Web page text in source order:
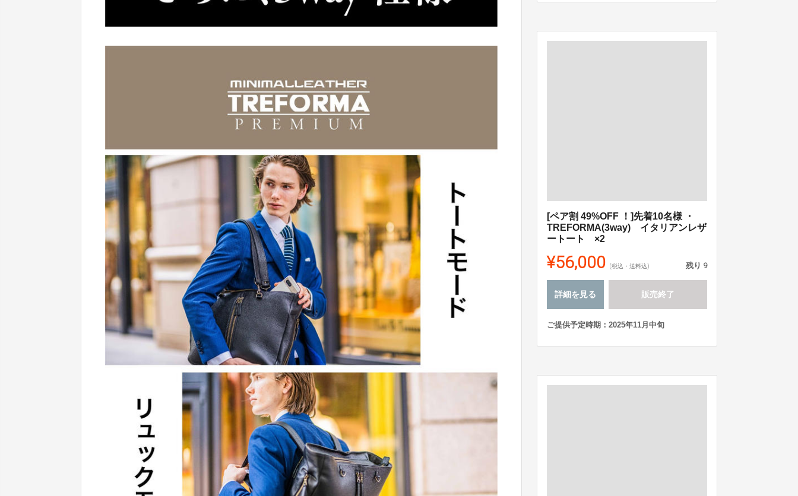
[ペア割 49%OFF ！]先着10名様 ・
TREFORMA(3way) イタリアンレザ
ートート ×2
¥56,000 (税込・送料込) 残り 9
詳細を見る 販売終了
ご提供予定時期：2025年11月中旬